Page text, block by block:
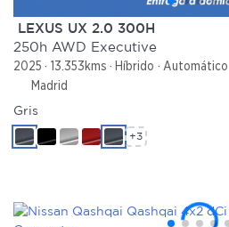
LEXUS UX 2.0 300H
250h AWD Executive
2025 13.353kms Híbrido
Automático
Madrid
Gris
+3